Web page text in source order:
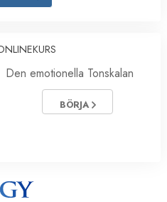
Den emotionella Tonskalan
BÖRJA